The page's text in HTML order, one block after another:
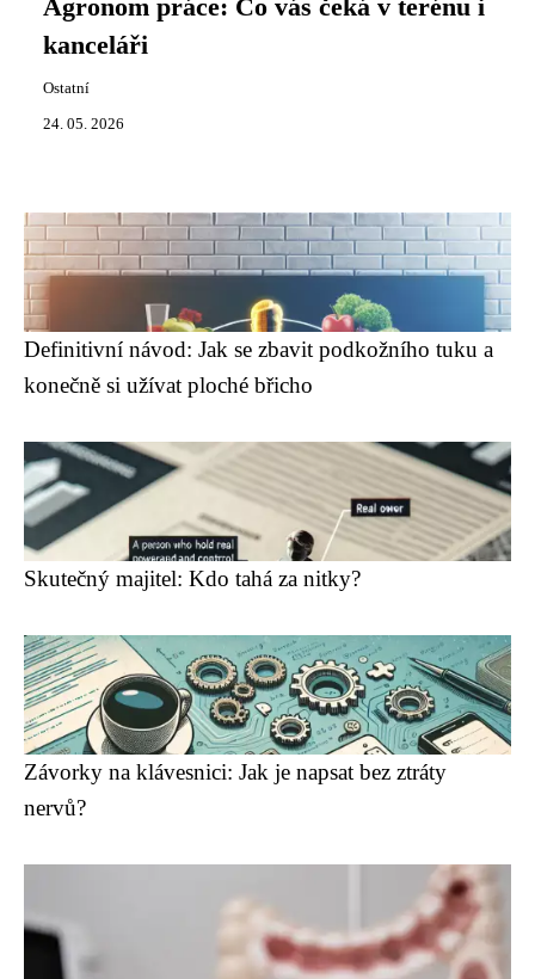
Agronom práce: Co vás čeká v terénu i
kanceláři
Ostatní
24. 05. 2026
Definitivní návod: Jak se zbavit podkožního tuku a
konečně si užívat ploché břicho
Skutečný majitel: Kdo tahá za nitky?
Závorky na klávesnici: Jak je napsat bez ztráty
nervů?